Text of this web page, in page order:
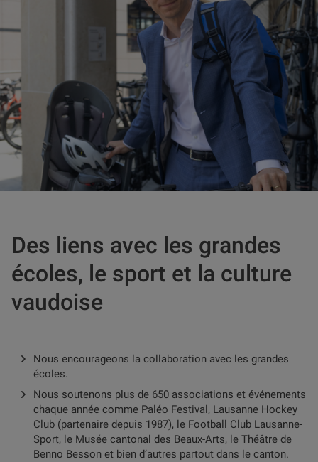
Des liens avec les grandes
écoles, le sport et la culture
vaudoise
Nous encourageons la collaboration avec les grandes
écoles.
Nous soutenons plus de 650 associations et événements
chaque année comme Paléo Festival, Lausanne Hockey
Club (partenaire depuis 1987), le Football Club Lausanne-
Sport, le Musée cantonal des Beaux-Arts, le Théâtre de
Benno Besson et bien d’autres partout dans le canton.